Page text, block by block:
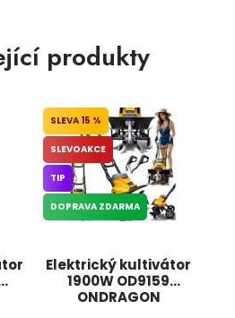
produkty
Elektrický kultivátor
1900W OD9159
ONDRAGON
15 %
SLEVOAKCE
TIP
DOPRAVA ZDARMA